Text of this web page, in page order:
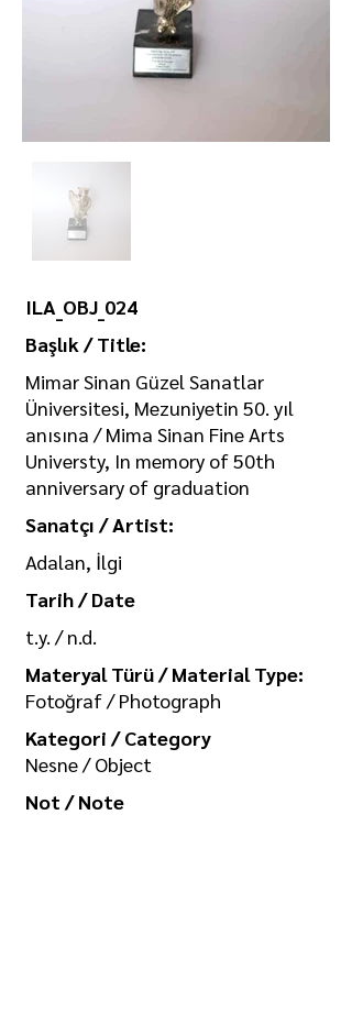
ILA_OBJ_024
Başlık / Title:
Mimar Sinan Güzel Sanatlar
Üniversitesi, Mezuniyetin 50. yıl
anısına / Mima Sinan Fine Arts
Universty, In memory of 50th
anniversary of graduation
Sanatçı / Artist:
Adalan, İlgi
Tarih / Date
t.y. / n.d.
Materyal Türü / Material Type:
Fotoğraf / Photograph
Kategori / Category
Nesne / Object
Not / Note